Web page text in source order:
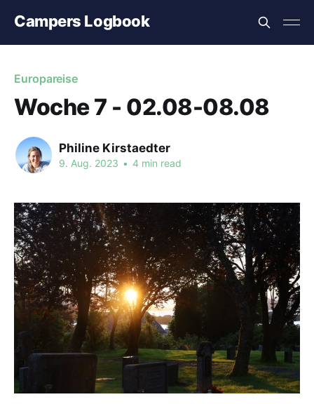
Campers Logbook
Europareise
Woche 7 - 02.08-08.08
Philine Kirstaedter
9. Aug. 2023 • 4 min read